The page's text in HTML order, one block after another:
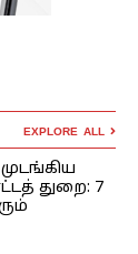
EXPLORE ALL
துறை: 7